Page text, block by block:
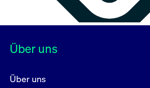
Über uns
Über uns